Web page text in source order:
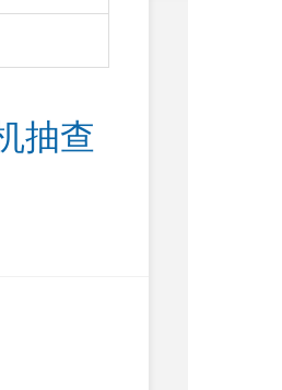
抽查